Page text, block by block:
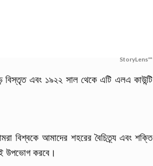
StoryLens™
বিস্তৃত এবং ১৯২২ সাল থেকে এটি এলএ কাউন্টি
বিশ্বকে আমাদের শহরের বৈচিত্র্য এবং শক্তি
উপভোগ করবে।